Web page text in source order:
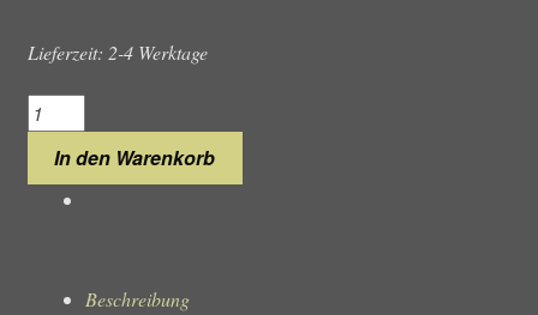
Lieferzeit: 2-4 Werktage
HEINRICHSSOHN
Narbonne
HS1016C
Herrenuhr
In den Warenkorb
Beschreibung